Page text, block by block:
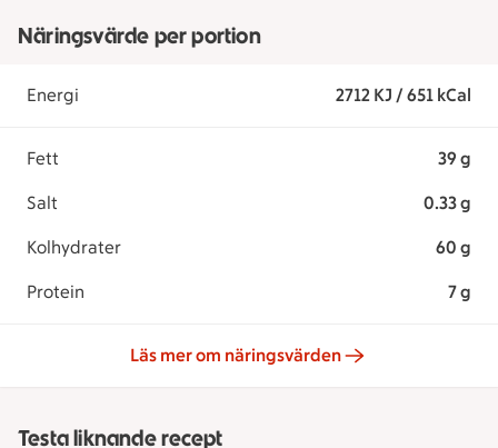
Näringsvärde per portion
Energi 2712 KJ / 651 kCal
Fett 39 g
Salt 0.33 g
Kolhydrater 60 g
Protein 7 g
Läs mer om näringsvärden
Testa liknande recept